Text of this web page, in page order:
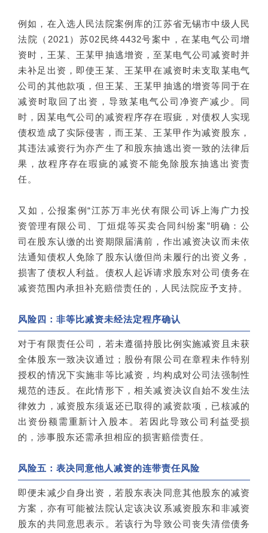
例如，在入选人民法院案例库的江苏省无锡市中级人民
法院（2021）苏02民终4432号案中，在某电气公司增
资时，王某、王某甲抽逃增资，至某电气公司减资时并
未补足出资，即使王某、王某甲在减资时未支取某电气
公司的其他款项，但王某、王某甲抽逃的增资等同于在
减资时取回了出资，导致某电气公司净资产减少。同
时，因某电气公司的减资程序存在瑕疵，对债权人实现
债权造成了实际侵害，而王某、王某甲作为减资股东，
其违法减资行为亦产生了和股东抽逃出资一致的法律后
果，故程序存在瑕疵的减资不能免除股东抽逃出资责
任。
又如，公报案例“江苏万丰光伏有限公司诉上海广力投
资管理有限公司、丁烜焜等买卖合同纠纷案”明确：公
司在股东认缴的出资期限届满前，作出减资决议而未依
法通知债权人免除了股东认缴但尚未履行的出资义务，
损害了债权人利益。债权人起诉请求股东对公司债务在
减资范围内承担补充赔偿责任的，人民法院应予支持。
风险四：非等比减资未经法定程序确认
对于有限责任公司，若未遵循持股比例实施减资且未获
全体股东一致决议通过；股份有限公司在章程未作特别
授权的情况下实施非等比减资，均构成对公司法强制性
规范的违反。在此情形下，相关减资决议自始不发生法
律效力，减资股东须返还已取得的减资款项，已核减的
出资份额需重新计入股本。若因此导致公司利益受损
的，涉事股东还需承担相应的损害赔偿责任。
风险五：表决同意他人减资的连带责任风险
即便未减少自身出资，若股东表决同意其他股东的减资
方案，亦有可能被法院认定该决议系减资股东和非减资
股东的共同意思表示。若该行为导致公司丧失清偿债务